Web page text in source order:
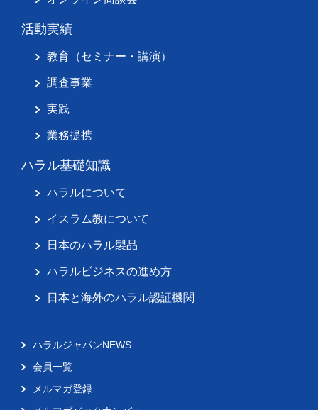
活動実績
教育（セミナー・講演）
調査事業
実践
業務提携
ハラル基礎知識
ハラルについて
イスラム教について
日本のハラル製品
ハラルビジネスの進め方
日本と海外のハラル認証機関
ハラルジャパンNEWS
会員一覧
メルマガ登録